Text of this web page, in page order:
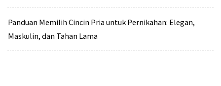
Panduan Memilih Cincin Pria untuk Pernikahan: Elegan,
Maskulin, dan Tahan Lama